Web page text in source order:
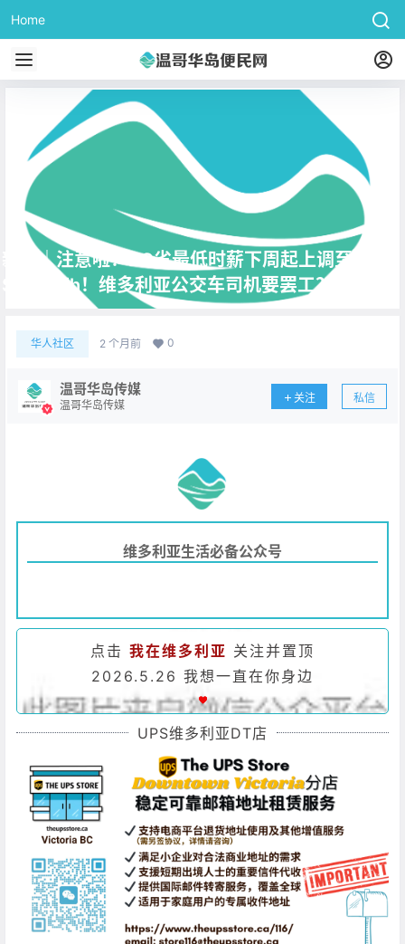
Home
新闻｜注意啦！BC省最低时薪下周起上调至
$18.25/h！维多利亚公交车司机要罢工？！
华人社区 2 个月前 0
温哥华岛传媒
温哥华岛传媒
关注 私信
维多利亚生活必备公众号
点击 我在维多利亚 关注并置顶
2026.5.26 我想一直在你身边
UPS维多利亚DT店